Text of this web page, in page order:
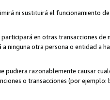
ni sustituirá el funcionamiento
en otras transacciones
ninguna otra persona o entidad a
pudiera razonablemente causar
o transacciones (por